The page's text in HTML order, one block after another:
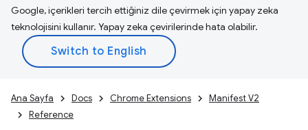
Google, içerikleri tercih ettiğiniz dile çevirmek için yapay zeka
teknolojisini kullanır. Yapay zeka çevirilerinde hata olabilir.
Ana Sayfa Docs Chrome Extensions
Manifest V2
Reference